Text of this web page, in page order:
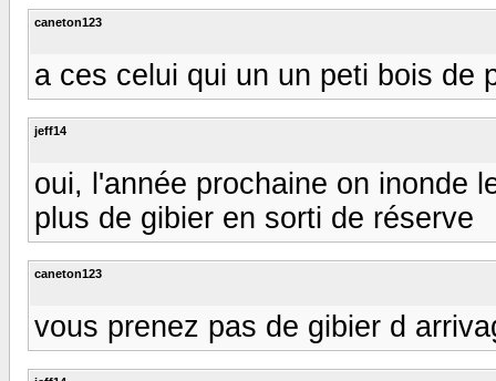
caneton123
a ces celui qui un un peti bois de
jeff14
oui, l'année prochaine on inonde
plus de gibier en sorti de réserve
caneton123
vous prenez pas de gibier d